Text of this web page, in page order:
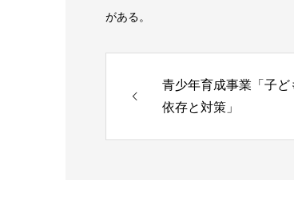
がある。
青少年育成事業「子ど
依存と対策」